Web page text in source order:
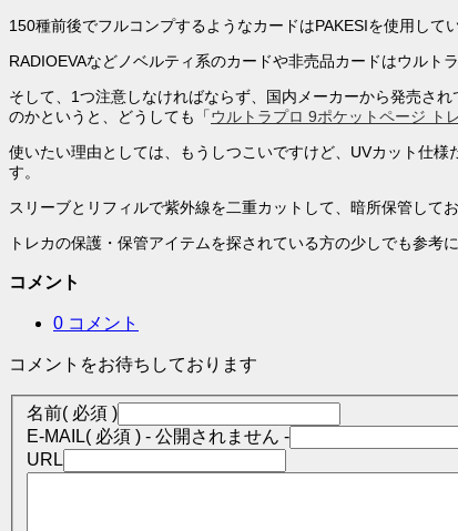
150種前後でフルコンプするようなカードはPAKESIを使用し
RADIOEVAなどノベルティ系のカードや非売品カードはウルト
そして、1つ注意しなければならず、国内メーカーから発売さ
のかというと、どうしても「ウルトラプロ 9ポケットページ ト
使いたい理由としては、もうしつこいですけど、UVカット仕
す。
スリーブとリフィルで紫外線を二重カットして、暗所保管して
トレカの保護・保管アイテムを探されている方の少しでも参考
コメント
0 コメント
コメントをお待ちしております
名前( 必須 )
E-MAIL( 必須 ) - 公開されません -
URL